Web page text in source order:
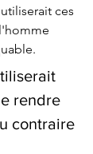
ces
rendre
contraire